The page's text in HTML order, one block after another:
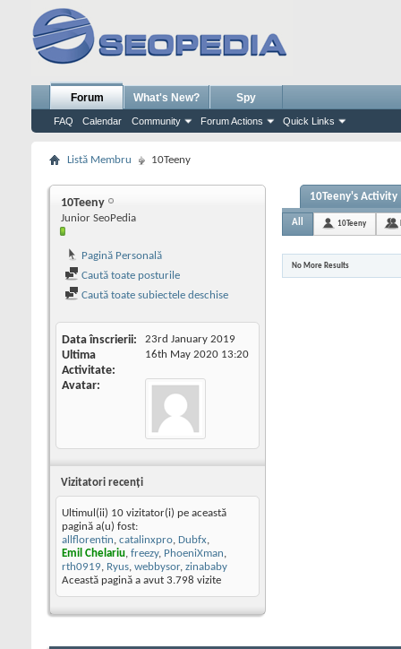
Forum
FAQ Calendar Community Forum Actions Quick Links
What's New? Spy
Listă Membru 10Teeny
10Teeny
Junior SeoPedia
Pagină Personală
Caută toate posturile
Caută toate subiectele deschise
Data înscrierii 23rd January 2019
Ultima
Activitate
16th May 2020 13:20
Avatar
Vizitatori recenţi
Ultimul(ii) 10 vizitator(i) pe această
pagină a(u) fost:
allflorentin, catalinxpro, Dubfx,
Emil Chelariu, freezy, PhoeniXman,
rth0919, Ryus, webbysor, zinababy
Această pagină a avut 3.798 vizite
10Teeny's Activity
All 10Teeny
No More Results